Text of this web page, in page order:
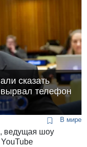
сказать
телефон
В мире
ведущая шоу